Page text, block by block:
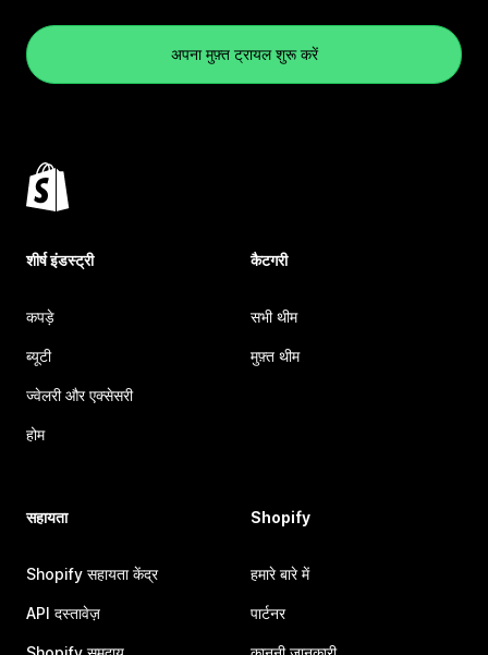
अपना मुफ़्त ट्रायल शुरू करें
शीर्ष इंडस्ट्री
कपड़े
ब्यूटी
ज्वेलरी और एक्सेसरी
होम
कैटगरी
सभी थीम
मुफ़्त थीम
सहायता
Shopify सहायता केंद्र
API दस्तावेज़
Shopify
हमारे बारे में
पार्टनर